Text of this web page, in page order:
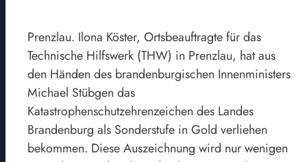
Prenzlau. Ilona Köster, Ortsbeauftragte für das
Technische Hilfswerk (THW) in Prenzlau, hat aus
den Händen des brandenburgischen Innenministers
Michael Stübgen das
Katastrophenschutzehrenzeichen des Landes
Brandenburg als Sonderstufe in Gold verliehen
bekommen. Diese Auszeichnung wird nur wenigen